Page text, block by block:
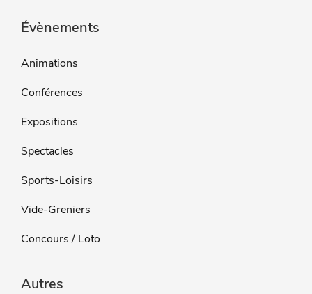
Évènements
Animations
Conférences
Expositions
Spectacles
Sports-Loisirs
Vide-Greniers
Concours / Loto
Autres